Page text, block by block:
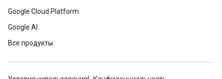
Google Cloud Platform
Google AI
Все продукты